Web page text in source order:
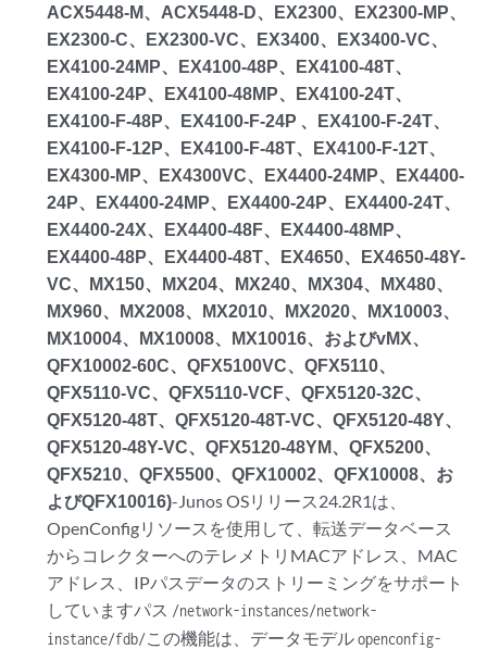
ACX5448-M、ACX5448-D、EX2300、EX2300-MP、
EX2300-C、EX2300-VC、EX3400、EX3400-VC、
EX4100-24MP、EX4100-48P、EX4100-48T、
EX4100-24P、EX4100-48MP、EX4100-24T、
EX4100-F-48P、EX4100-F-24P 、EX4100-F-24T、
EX4100-F-12P、EX4100-F-48T、EX4100-F-12T、
EX4300-MP、EX4300VC、EX4400-24MP、EX4400-
24P、EX4400-24MP、EX4400-24P、EX4400-24T、
EX4400-24X、EX4400-48F、EX4400-48MP、
EX4400-48P、EX4400-48T、EX4650、EX4650-48Y-
VC、MX150、MX204、MX240、MX304、MX480、
MX960、MX2008、MX2010、MX2020、MX10003、
MX10004、MX10008、MX10016、およびvMX、
QFX10002-60C、QFX5100VC、QFX5110、
QFX5110-VC、QFX5110-VCF、QFX5120-32C、
QFX5120-48T、QFX5120-48T-VC、QFX5120-48Y、
QFX5120-48Y-VC、QFX5120-48YM、QFX5200、
QFX5210、QFX5500、QFX10002、QFX10008、お
よびQFX10016)-Junos OSリリース24.2R1は、
OpenConfigリソースを使用して、転送データベース
からコレクターへのテレメトリMACアドレス、MAC
アドレス、IPパスデータのストリーミングをサポート
していますパス /network-instances/network-
instance/fdb/この機能は、データモデルopenconfig-